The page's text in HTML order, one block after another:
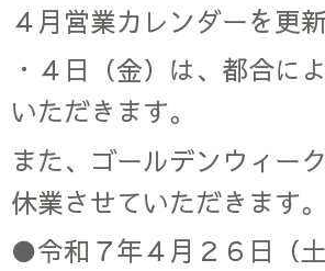
４月営業カレンダーを更
・４日（金）は、都合に
いただきます。
また、ゴールデンウィー
休業させていただきます。
●令和７年４月２６日（